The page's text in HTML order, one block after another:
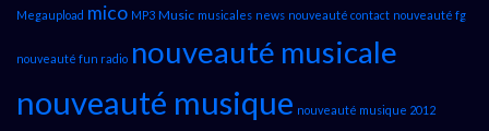
Megaupload mico MP3 Music musicales news nouveauté contact nouveauté fg
nouveauté fun radio nouveauté musicale
nouveauté musique nouveauté musique 2012